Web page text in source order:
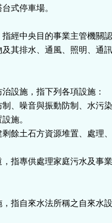
式停車場。
經中央目的事業主管機關
其排水、通風、照明、通
設施，指下列各項設施：
、噪音與振動防制、水污
施。
餘土石方資源堆置、處理
指專供處理家庭污水及事
指自來水法所稱之自來水